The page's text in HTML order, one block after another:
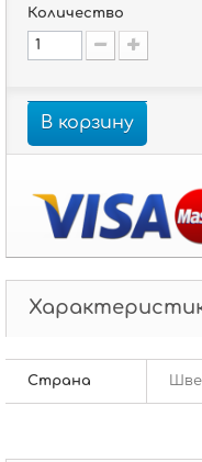
Количество
В корзину
Страна